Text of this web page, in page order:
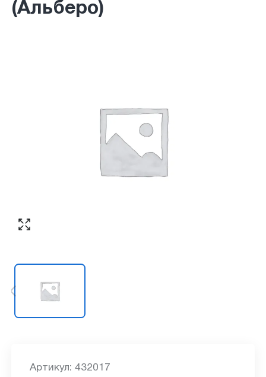
(Альберо)
Артикул: 432017
Согласен с обработкой персональных
данных в соответствии с политикой
конфиденциальности